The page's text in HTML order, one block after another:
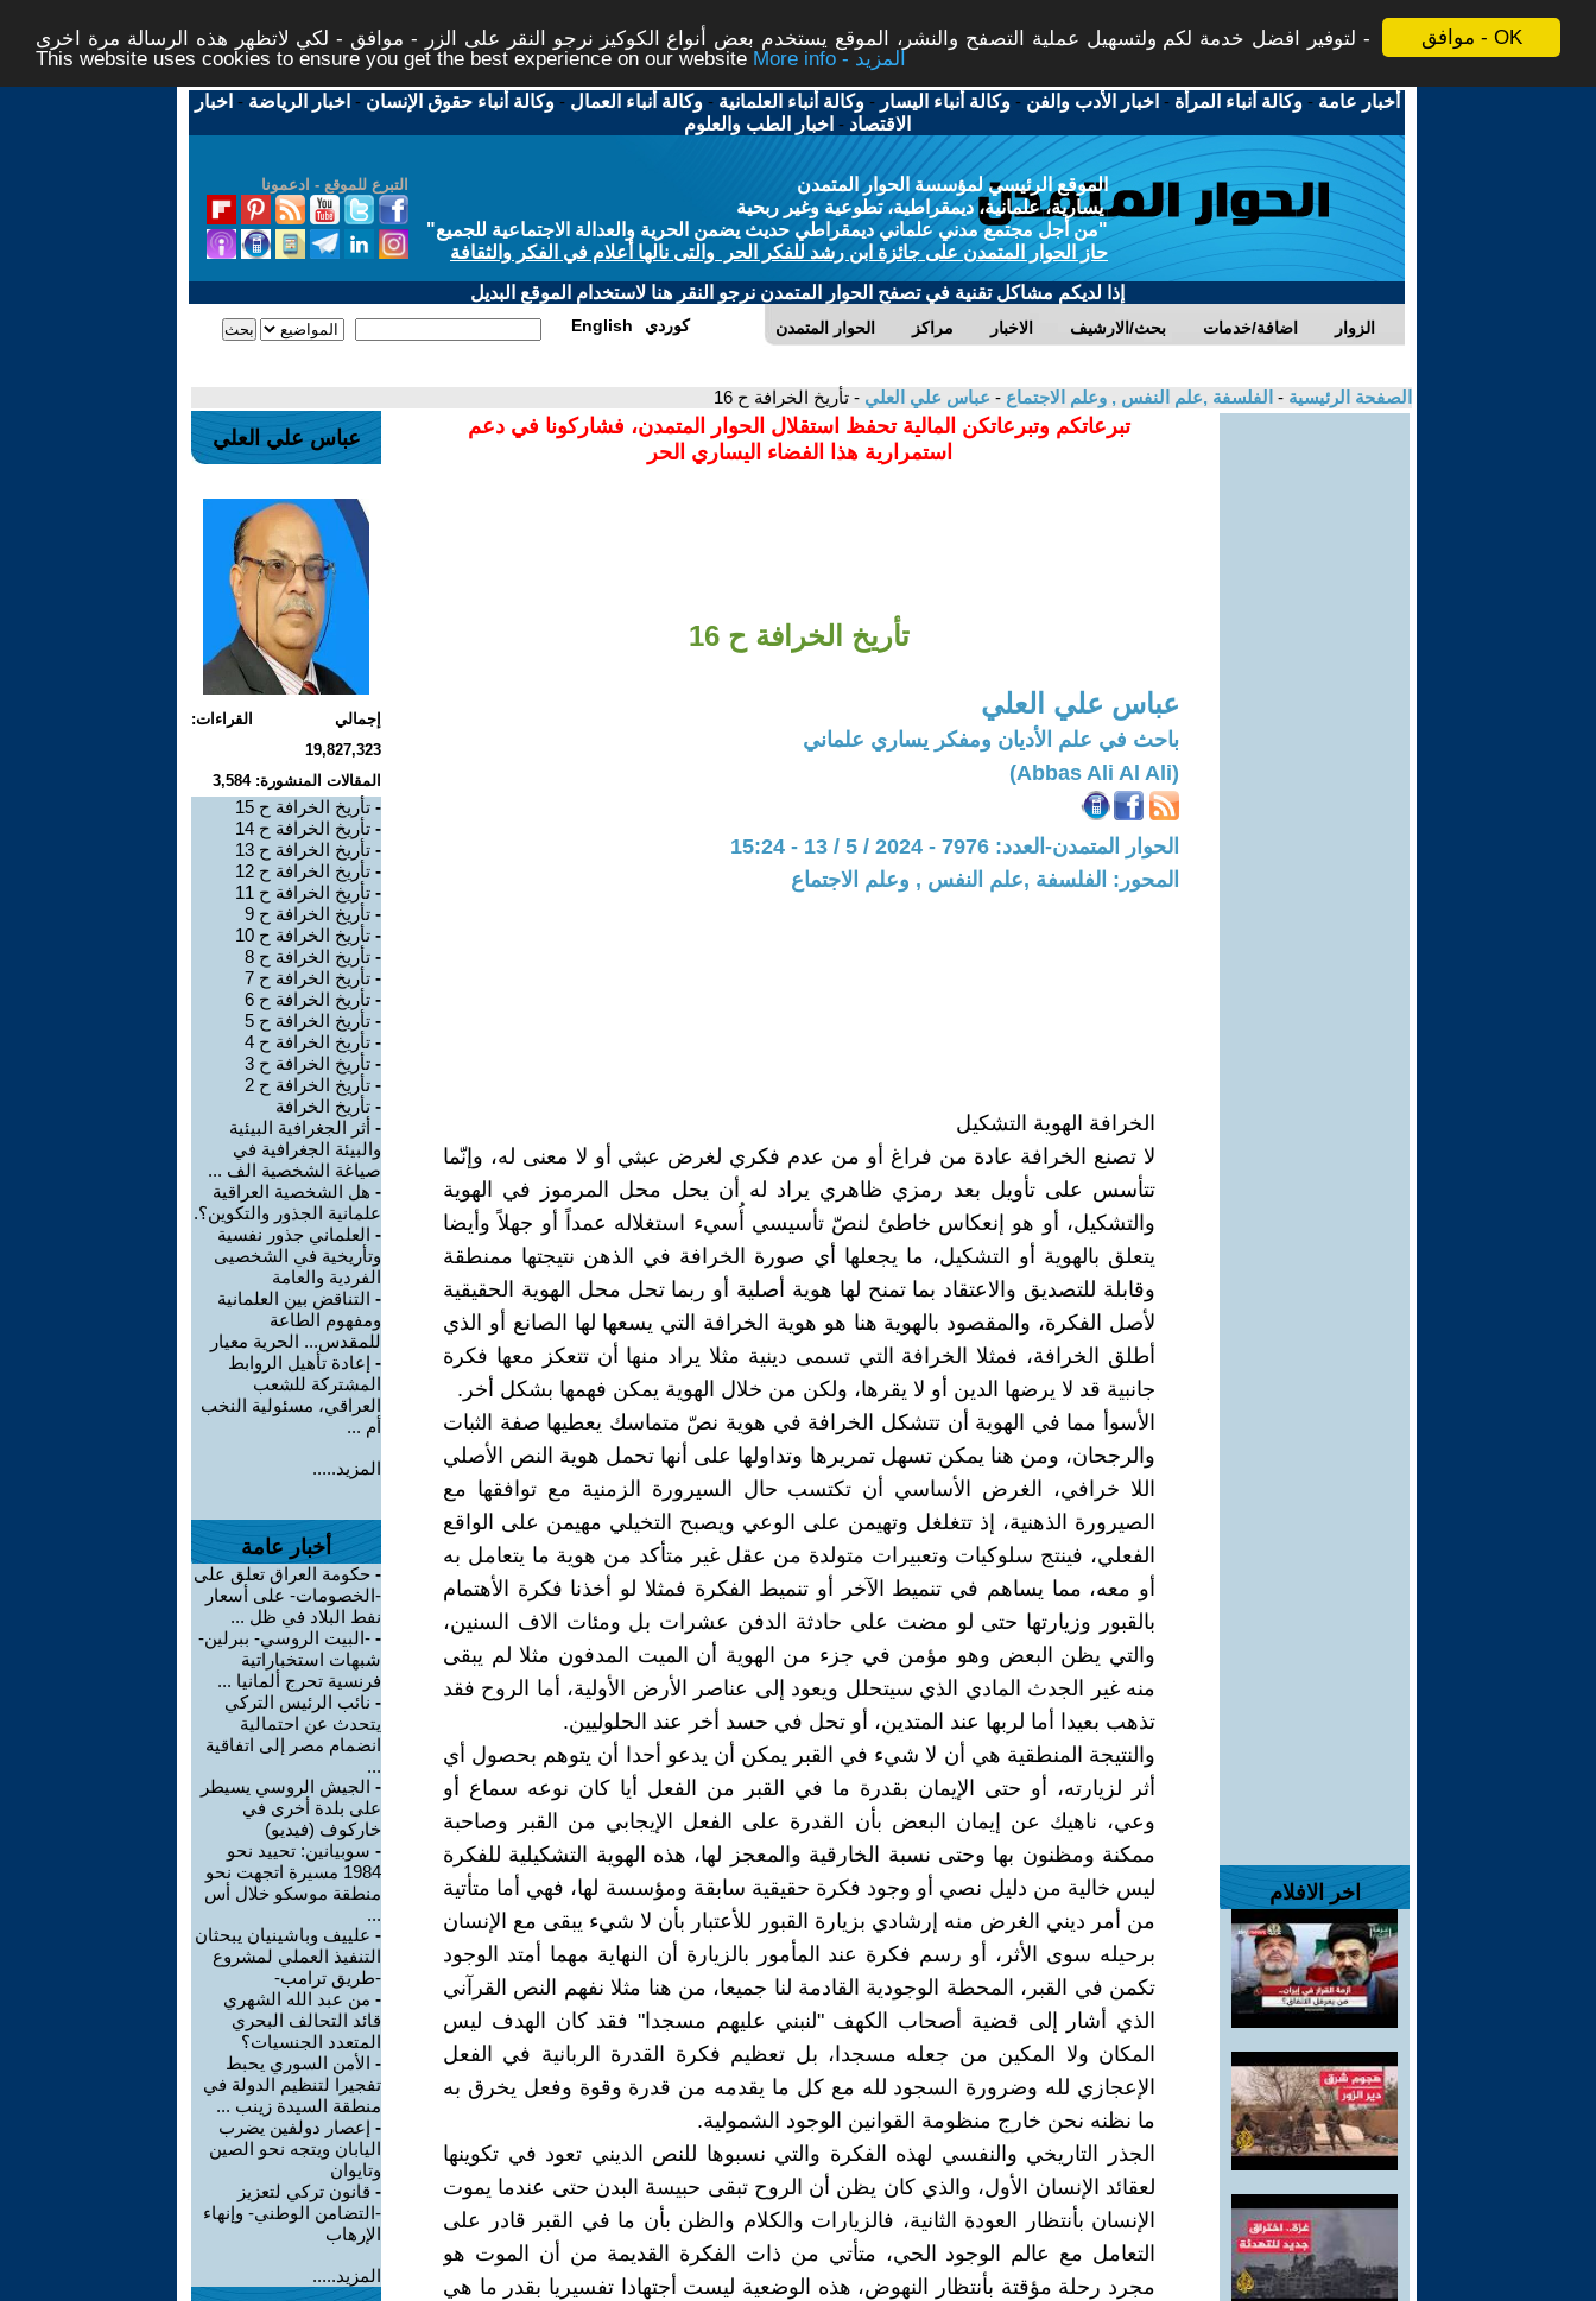
موافق - OK
لتوفير افضل خدمة لكم ولتسهيل عملية التصفح والنشر، الموقع يستخدم بعض أنواع الكوكيز نرجو النقر على الزر - موافق - لكي لاتظهر هذه الرسالة مرة اخرى -
This website uses cookies to ensure you get the best experience on our website
More info - المزيد
أخبار عامة -وكالة أنباء المرأة - اخبار الأدب والفن -وكالة أنباء اليسار -وكالة أنباء العلمانية -وكالة أنباء العمال -وكالة أنباء حقوق الإنسان - اخبار الرياضة - اخبار
الاقتصاد - اخبار الطب والعلوم
التبرع للموقع - ادعمونا
الموقع الرئيسي لمؤسسة الحوار المتمدن
يسارية، علمانية، ديمقراطية، تطوعية وغير ربحية
"من أجل مجتمع مدني علماني ديمقراطي حديث يضمن الحرية والعدالة الاجتماعية للجميع"
حاز الحوار المتمدن على جائزة ابن رشد للفكر الحر والتى نالها أعلام في الفكر والثقافة
إذا لديكم مشاكل تقنية في تصفح الحوار المتمدن نرجو النقر هنا لاستخدام الموقع البديل
الحوار المتمدن مراكز الاخبار بحث/الارشيف اضافة/خدمات الزوار English كوردي
الصفحة الرئيسية - الفلسفة ,علم النفس , وعلم الاجتماع - عباس علي العلي - تأريخ الخرافة ح 16
اخر الافلام
تبرعاتكم وتبرعاتكن المالية تحفظ استقلال الحوار المتمدن، فشاركونا في دعم
استمرارية هذا الفضاء اليساري الحر
تأريخ الخرافة ح 16
عباس علي العلي
باحث في علم الأديان ومفكر يساري علماني
(Abbas Ali Al Ali)
الحوار المتمدن-العدد: 7976 - 2024 / 5 / 13 - 15:24
المحور: الفلسفة ,علم النفس , وعلم الاجتماع
الخرافة الهوية التشكيل
لا تصنع الخرافة عادة من فراغ أو من عدم فكري لغرض عبثي أو لا معنى له، وإنّما
تتأسس على تأويل بعد رمزي ظاهري يراد له أن يحل محل المرموز في الهوية
والتشكيل، أو هو إنعكاس خاطئ لنصّ تأسيسي أُسيء استغلاله عمداً أو جهلاً وأيضا
يتعلق بالهوية أو التشكيل، ما يجعلها أي صورة الخرافة في الذهن نتيجتها ممنطقة
وقابلة للتصديق والاعتقاد بما تمنح لها هوية أصلية أو ربما تحل محل الهوية الحقيقية
لأصل الفكرة، والمقصود بالهوية هنا هو هوية الخرافة التي يسعها لها الصانع أو الذي
أطلق الخرافة، فمثلا الخرافة التي تسمى دينية مثلا يراد منها أن تتعكز معها فكرة
جانبية قد لا يرضها الدين أو لا يقرها، ولكن من خلال الهوية يمكن فهمها بشكل أخر.
الأسوأ مما في الهوية أن تتشكل الخرافة في هوية نصّ متماسك يعطيها صفة الثبات
والرجحان، ومن هنا يمكن تسهل تمريرها وتداولها على أنها تحمل هوية النص الأصلي
اللا خرافي، الغرض الأساسي أن تكتسب حال السيرورة الزمنية مع توافقها مع
الصيرورة الذهنية، إذ تتغلغل وتهيمن على الوعي ويصبح التخيلي مهيمن على الواقع
الفعلي، فينتج سلوكيات وتعبيرات متولدة من عقل غير متأكد من هوية ما يتعامل به
أو معه، مما يساهم في تنميط الآخر أو تنميط الفكرة فمثلا لو أخذنا فكرة الأهتمام
بالقبور وزيارتها حتى لو مضت على حادثة الدفن عشرات بل ومئات الاف السنين،
والتي يظن البعض وهو مؤمن في جزء من الهوية أن الميت المدفون مثلا لم يبقى
منه غير الجدث المادي الذي سيتحلل ويعود إلى عناصر الأرض الأولية، أما الروح فقد
تذهب بعيدا أما لربها عند المتدين، أو تحل في حسد أخر عند الحلوليين.
والنتيجة المنطقية هي أن لا شيء في القبر يمكن أن يدعو أحدا أن يتوهم بحصول أي
أثر لزيارته، أو حتى الإيمان بقدرة ما في القبر من الفعل أيا كان نوعه سماع أو
وعي، ناهيك عن إيمان البعض بأن القدرة على الفعل الإيجابي من القبر وصاحبة
ممكنة ومظنون بها وحتى نسبة الخارقية والمعجز لها، هذه الهوية التشكيلية للفكرة
ليس خالية من دليل نصي أو وجود فكرة حقيقية سابقة ومؤسسة لها، فهي أما متأتية
من أمر ديني الغرض منه إرشادي بزيارة القبور للأعتبار بأن لا شيء يبقى مع الإنسان
برحيله سوى الأثر، أو رسم فكرة عند المأمور بالزيارة أن النهاية مهما أمتد الوجود
تكمن في القبر، المحطة الوجودية القادمة لنا جميعا، من هنا مثلا نفهم النص القرآني
الذي أشار إلى قضية أصحاب الكهف "لنبني عليهم مسجدا" فقد كان الهدف ليس
المكان ولا المكين من جعله مسجدا، بل تعظيم فكرة القدرة الربانية في الفعل
الإعجازي لله وضرورة السجود لله مع كل ما يقدمه من قدرة وقوة وفعل يخرق به
ما نظنه نحن خارج منظومة القوانين الوجود الشمولية.
الجذر التاريخي والنفسي لهذه الفكرة والتي نسبوها للنص الديني تعود في تكوينها
لعقائد الإنسان الأول، والذي كان يظن أن الروح تبقى حبيسة البدن حتى عندما يموت
الإنسان بأنتظار العودة الثانية، فالزيارات والكلام والظن بأن ما في القبر قادر على
التعامل مع عالم الوجود الحي، متأتي من ذات الفكرة القديمة من أن الموت هو
مجرد رحلة مؤقتة بأنتظار النهوض، هذه الوضعية ليست أجتهادا تفسيريا بقدر ما هي
عباس علي العلي
إجمالي القراءات:
19,827,323
المقالات المنشورة: 3,584
- تأريخ الخرافة ح 15
- تأريخ الخرافة ح 14
- تأريخ الخرافة ح 13
- تأريخ الخرافة ح 12
- تأريخ الخرافة ح 11
- تأريخ الخرافة ح 9
- تأريخ الخرافة ح 10
- تأريخ الخرافة ح 8
- تأريخ الخرافة ح 7
- تأريخ الخرافة ح 6
- تأريخ الخرافة ح 5
- تأريخ الخرافة ح 4
- تأريخ الخرافة ح 3
- تأريخ الخرافة ح 2
- تأريخ الخرافة
- أثر الجغرافية البيئية
والبيئة الجغرافية في
صياغة الشخصية الف ...
- هل الشخصية العراقية
علمانية الجذور والتكوين؟.
- العلماني جذور نفسية
وتأريخية في الشخصيى
الفردية والعامة
- التناقض بين العلمانية
ومفهوم الطاعة
للمقدس... الحرية معيار
- إعادة تأهيل الروابط
المشتركة للشعب
العراقي، مسئولية النخب
أم ...
المزيد.....
أخبار عامة
- حكومة العراق تعلق على
-الخصومات- على أسعار
نفط البلاد في ظل ...
- -البيت الروسي- ببرلين-
شبهات استخباراتية
فرنسية تحرج ألمانيا ...
- نائب الرئيس التركي
يتحدث عن احتمالية
انضمام مصر إلى اتفاقية
...
- الجيش الروسي يسيطر
على بلدة أخرى في
خاركوف (فيديو)
- سوبيانين: تحييد نحو
1984 مسيرة اتجهت نحو
منطقة موسكو خلال أس
...
- علييف وباشينيان يبحثان
التنفيذ العملي لمشروع
-طريق ترامب-
- من عبد الله الشهري
قائد التحالف البحري
المتعدد الجنسيات؟
- الأمن السوري يحبط
تفجيرا لتنظيم الدولة في
منطقة السيدة زينب ...
- إعصار دولفين يضرب
اليابان ويتجه نحو الصين
وتايوان
- قانون تركي لتعزيز
-التضامن الوطني- وإنهاء
الإرهاب
المزيد.....